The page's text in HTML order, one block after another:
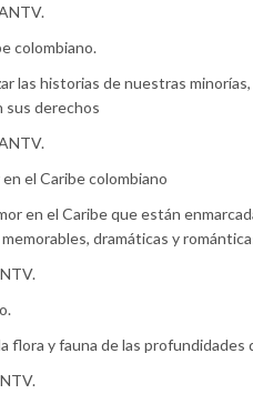
colombiano.
las historias de nuestras
sus derechos
el Caribe colombiano
en el Caribe que están
dramáticas y
flora y fauna de las profundidades